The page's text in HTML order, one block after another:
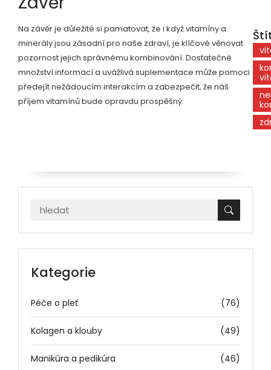
Na závěr je důležité si pamatovat, že i když vitamíny a
minerály jsou zásadní pro naše zdraví, je klíčové věnovat
pozornost jejich správnému kombinování. Dostatečné
množství informací a uvážlivá suplementace může pomoci
předejít nežádoucím interakcím a zabezpečit, že náš
příjem vitamínů bude opravdu prospěšný.
Kategorie
Péče o pleť (76)
Kolagen a klouby (49)
Manikúra a pedikúra (46)